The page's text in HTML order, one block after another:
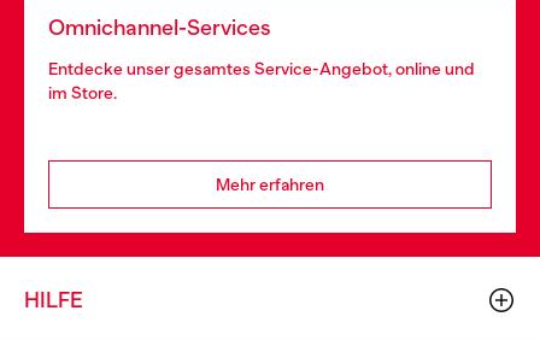
Omnichannel-Services
Entdecke unser gesamtes Service-Angebot, online und
im Store.
Mehr erfahren
HILFE